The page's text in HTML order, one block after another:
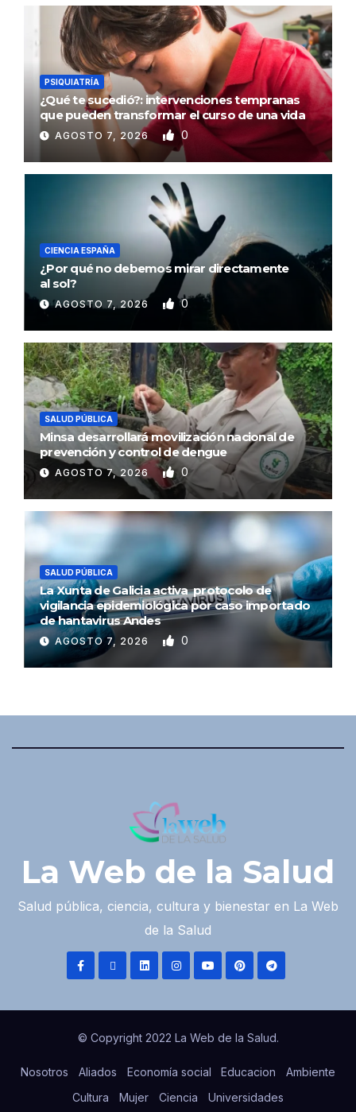
PSIQUIATRÍA
¿Qué te sucedió?: intervenciones tempranas
que pueden transformar el curso de una vida
AGOSTO 7, 2026 0
CIENCIA ESPAÑA
¿Por qué no debemos mirar directamente
al sol?
AGOSTO 7, 2026 0
SALUD PÚBLICA
Minsa desarrollará movilización nacional de
prevención y control de dengue
AGOSTO 7, 2026 0
SALUD PÚBLICA
La Xunta de Galicia activa protocolo de
vigilancia epidemiológica por caso importado
de hantavirus Andes
AGOSTO 7, 2026 0
La Web de la Salud
Salud pública, ciencia, cultura y bienestar en La Web
de la Salud
© Copyright 2022 La Web de la Salud.
Nosotros Aliados Economía social Educacion
Ambiente
Cultura
Mujer Ciencia Universidades